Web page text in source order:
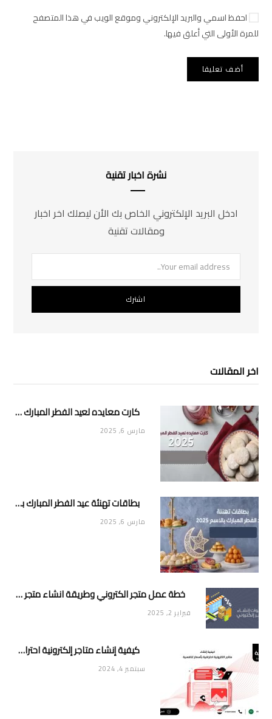
احفظ اسمي والبريد الإلكتروني وموقع الويب في هذا المتصفح
للمرة الأولى التي أعلق فيها.
نشرة اخبار تقنية
ادخل البريد الإلكتروني الخاص بك الأن ليصلك اخر اخبار
ومقالات تقنية
اخر المقالات
كارت معايده لعيد الفطر المبارك 2025
مارس 6, 2025
بطاقات تهنئة عيد الفطر المبارك بالاسم 2025
مارس 6, 2025
خطة عمل متجر الكتروني وطريقة انشاء متجر خاص ناجح ومميز
فبراير 2, 2025
كيفية إنشاء متاجر إلكترونية احترافية بأسعار تنافسية
سبتمبر 4, 2024